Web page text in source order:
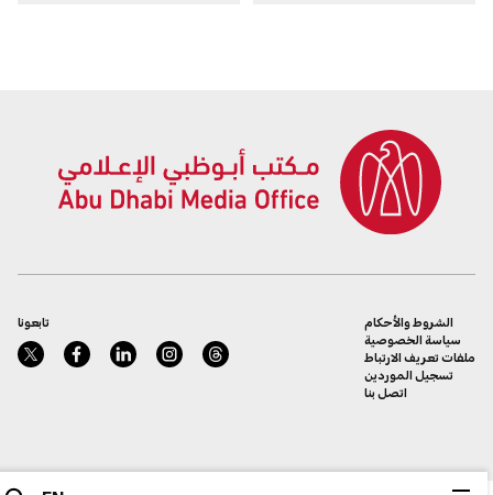
تابعونا
الشروط والأحكام
سياسة الخصوصية
ملفات تعريف الارتباط
تسجيل الموردين
اتصل بنا